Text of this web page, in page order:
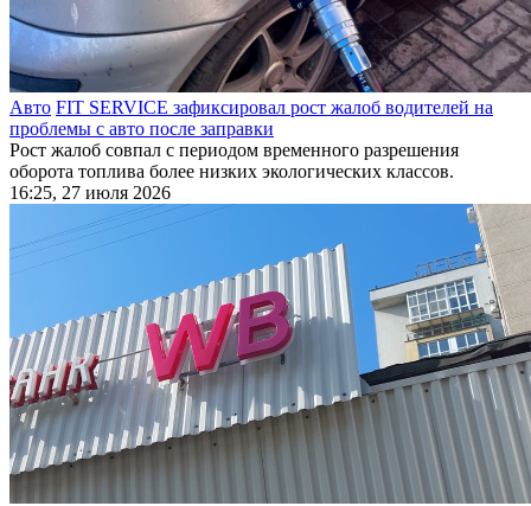
Авто FIT SERVICE зафиксировал рост жалоб водителей на
проблемы с авто после заправки
Рост жалоб совпал с периодом временного разрешения
оборота топлива более низких экологических классов.
16:25, 27 июля 2026